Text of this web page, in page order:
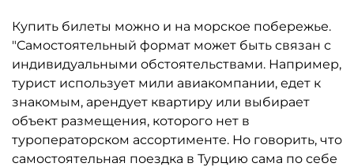
Купить билеты можно и на морское побережье.
"Самостоятельный формат может быть связан с
индивидуальными обстоятельствами. Например,
турист использует мили авиакомпании, едет к
знакомым, арендует квартиру или выбирает
объект размещения, которого нет в
туроператорском ассортименте. Но говорить, что
самостоятельная поездка в Турцию сама по себе